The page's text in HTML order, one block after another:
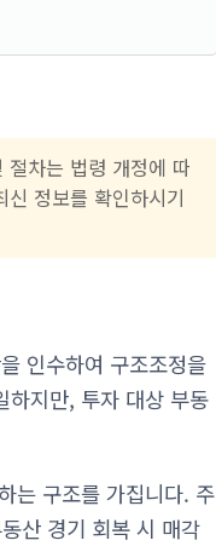
차는 법령 개정에 따
정보를 확인하시기
인수하여 구조조정을
하지만, 투자 대상 부동
는 구조를 가집니다. 주
산 경기 회복 시 매각